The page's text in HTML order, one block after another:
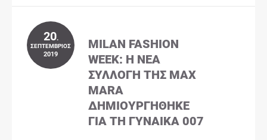
20.
ΣΕΠΤΈΜΒΡΙΟΣ
2019
MILAN FASHION
WEEK: Η ΝΈΑ
ΣΥΛΛΟΓΉ ΤΗΣ MAX
MARA
ΔΗΜΙΟΥΡΓΉΘΗΚΕ
ΓΙΑ ΤΗ ΓΥΝΑΊΚΑ 007